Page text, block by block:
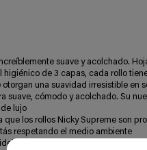
suave y acolchado.
de 3 capas, cada rollo
una suavidad irresistible
suave, cómodo y acolchado. Su
lujo
que los rollos Nicky Supreme son
respetando el medio ambiente
la primera empresa del sector